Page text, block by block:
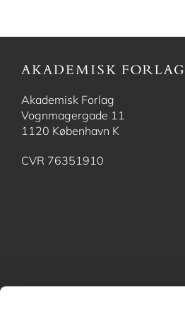
Akademisk Forlag
Vognmagergade 11
1120 København K
CVR 76351910